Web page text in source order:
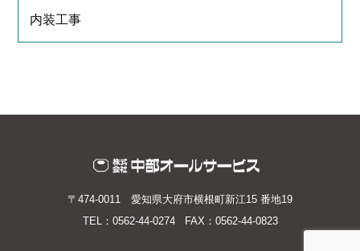
内装工事
〒474-0011 愛知県大府市横根町新江15 番地19
TEL：0562-44-0274 FAX：0562-44-0823